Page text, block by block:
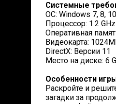
Системные
ОС: Windows 7, 8,
Процессор: 1.2 GHz
Оперативная
Видеокарта:
DirectX: Версии 11
Место на диске: 6
Особенности
Раскройте и
загадки за